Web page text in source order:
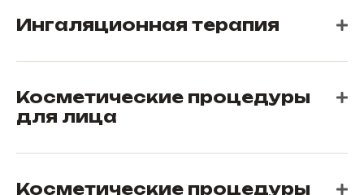
Ингаляционная терапия
Косметические процедуры
для лица
Косметические процедуры